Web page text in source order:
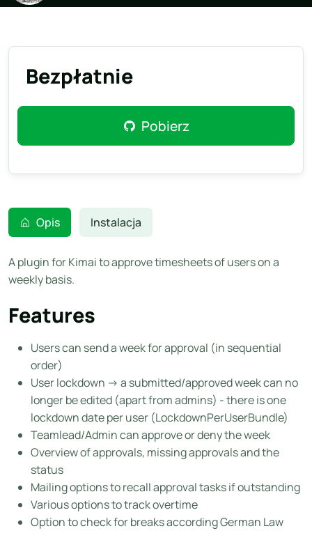
Bezpłatnie
Pobierz
Opis Instalacja
A plugin for Kimai to approve timesheets of users on a
weekly basis.
Features
Users can send a week for approval (in sequential
order)
User lockdown -> a submitted/approved week can no
longer be edited (apart from admins) - there is one
lockdown date per user (LockdownPerUserBundle)
Teamlead/Admin can approve or deny the week
Overview of approvals, missing approvals and the
status
Mailing options to recall approval tasks if outstanding
Various options to track overtime
Option to check for breaks according German Law